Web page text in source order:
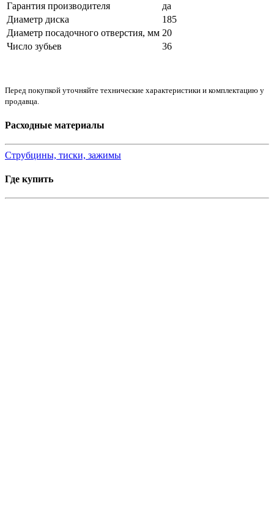
Гарантия производителя
да
Диаметр диска
185
Диаметр посадочного отверстия, мм 20
Число зубьев
36
Перед покупкой уточняйте технические характеристики и комплектацию у
продавца.
Расходные материалы
Струбцины, тиски, зажимы
Где купить